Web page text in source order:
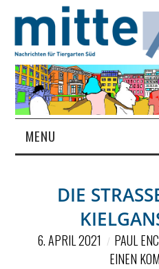
MENU
MAGAZIN
ÜBER UNS
DIE
6. APRIL 2021 PAUL
EINEN